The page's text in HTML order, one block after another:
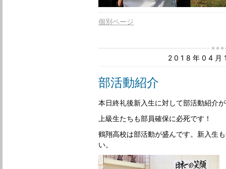
個別ページ
2018年04月
部活動紹介
本日終礼後新入生に対して部活動紹介
上級生たちも部員確保に必死です！
鶴翔高校は部活動が盛んです。新入生
い。